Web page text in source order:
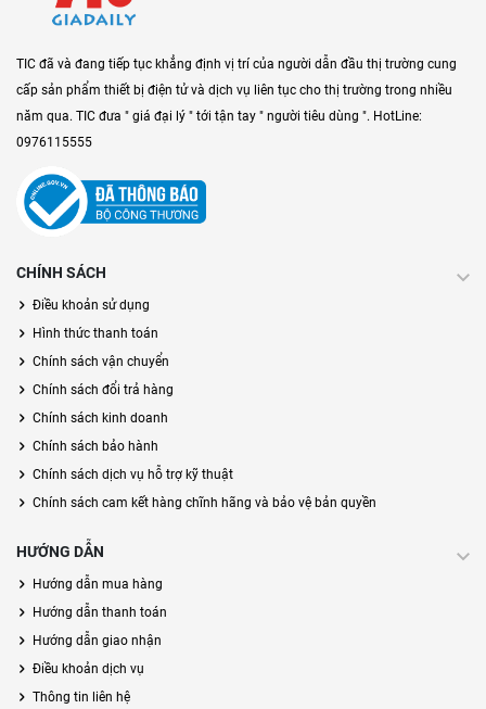
TIC đã và đang tiếp tục khẳng định vị trí của người dẫn đầu thị trường cung
cấp sản phẩm thiết bị điện tử và dịch vụ liên tục cho thị trường trong nhiều
năm qua. TIC đưa " giá đại lý " tới tận tay " người tiêu dùng ". HotLine:
0976115555
CHÍNH SÁCH
Điều khoản sử dụng
Hình thức thanh toán
Chính sách vận chuyển
Chính sách đổi trả hàng
Chính sách kinh doanh
Chính sách bảo hành
Chính sách dịch vụ hỗ trợ kỹ thuật
Chính sách cam kết hàng chĩnh hãng và bảo vệ bản quyền
HƯỚNG DẪN
Hướng dẫn mua hàng
Hướng dẫn thanh toán
Hướng dẫn giao nhận
Điều khoản dịch vụ
Thông tin liên hệ